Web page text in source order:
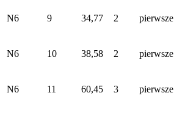
N6 9 34,77 2 pierwsze
N6 10 38,58 2 pierwsze
N6 11 60,45 3 pierwsze